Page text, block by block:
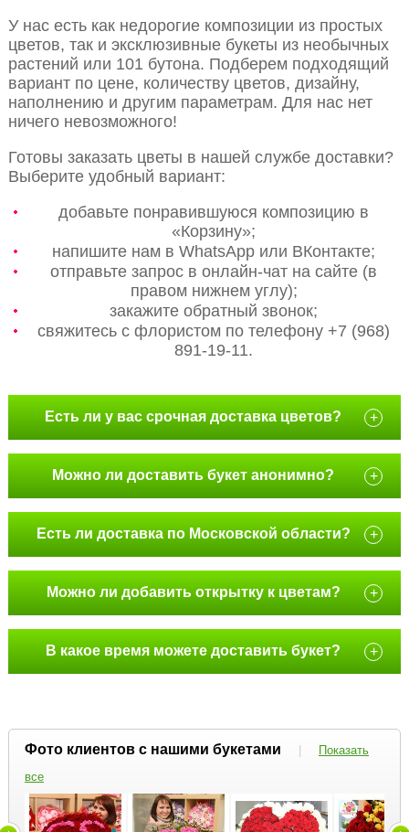
У нас есть как недорогие композиции из простых
цветов, так и эксклюзивные букеты из необычных
растений или 101 бутона. Подберем подходящий
вариант по цене, количеству цветов, дизайну,
наполнению и другим параметрам. Для нас нет
ничего невозможного!
Готовы заказать цветы в нашей службе доставки?
Выберите удобный вариант:
добавьте понравившуюся композицию в
«Корзину»;
напишите нам в WhatsApp или ВКонтакте;
отправьте запрос в онлайн-чат на сайте (в
правом нижнем углу);
закажите обратный звонок;
свяжитесь с флористом по телефону +7 (968)
891-19-11.
Есть ли у вас срочная доставка цветов? +
Можно ли доставить букет анонимно? +
Есть ли доставка по Московской области? +
Можно ли добавить открытку к цветам? +
В какое время можете доставить букет? +
Фото клиентов с нашими букетами |
Показать
все